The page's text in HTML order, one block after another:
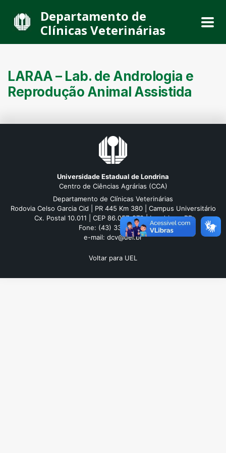
Departamento de
Clínicas Veterinárias
LARAA – Lab. de Andrologia e
Reprodução Animal Assistida
Universidade Estadual de Londrina
Centro de Ciências Agrárias (CCA)
Departamento de Clínicas Veterinárias
Rodovia Celso Garcia Cid | PR 445 Km 380 | Campus Universitário
Cx. Postal 10.011 | CEP 86.057-970 | Londrina - PR
Fone: (43) 3371-4559
e-mail: dcv@uel.br
Voltar para UEL